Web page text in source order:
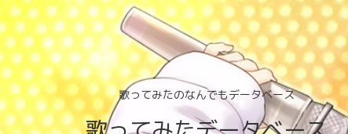
歌ってみたのなんでもデータベース